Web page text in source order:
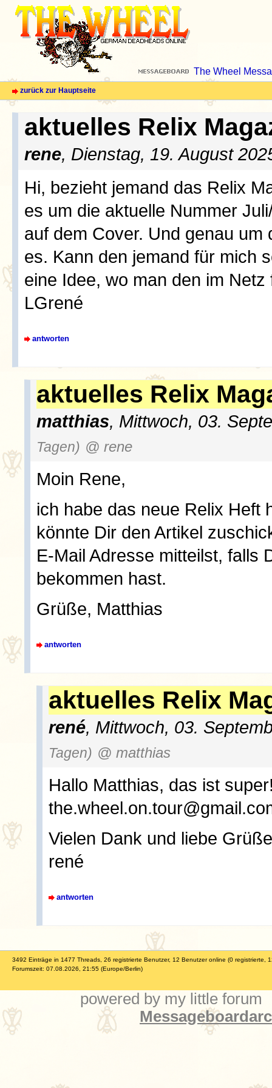
The Wheel
zurück zur Hauptseite
aktuelles Relix
rene, Dienstag, 19. August
Hi, bezieht jemand das Relix
es um die aktuelle Nummer
auf dem Cover. Und genau um
es. Kann den jemand für mich
eine Idee, wo man den im Netz
LGrené
antworten
aktuelles Relix
matthias, Mittwoch, 03.
Tagen) @ rene
Moin Rene,
ich habe das neue Relix Heft
könnte Dir den Artikel
E-Mail Adresse mitteilst, falls
bekommen hast.
Grüße, Matthias
antworten
aktuelles Relix
rené, Mittwoch, 03.
Tagen) @ matthias
Hallo Matthias, das ist
Vielen Dank und liebe Grüße
rené
antworten
3492 Einträge in 1477 Threads, 26 registrierte Benutzer, 12 Benutzer online (0 registrierte,
Forumszeit: 07.08.2026, 21:55 (Europe/Berlin)
powered by my little forum